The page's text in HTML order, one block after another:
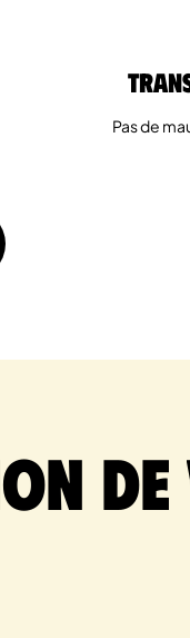
Pas de